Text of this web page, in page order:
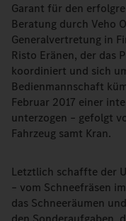
Garant für den
Beratung durch Veho
Generalvertretung in
Risto Eränen, der das
koordiniert und sich
Bedienmannschaft
Februar 2017 einer
unterzogen – gefolgt
Fahrzeug samt Kran.
Letztlich schaffte der
– vom Schneefräsen
das Schneeräumen